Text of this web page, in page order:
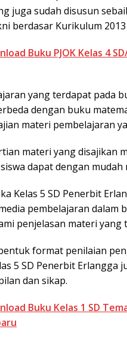
juga sudah disusun
berdasar Kurikulum 2013
Buku PJOK Kelas 4
yang terdapat pada
dengan buku
materi pembelajaran
materi yang disajikan
dapat dengan
Kelas 5 SD Penerbit
pembelajaran dalam
penjelasan materi
format penilaian
5 SD Penerbit Erlangga
dan sikap.
Buku Kelas 1 SD